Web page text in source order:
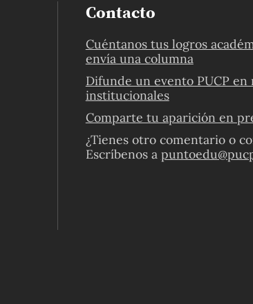
Contacto
Cuéntanos tus logros
envía una columna
Difunde un evento PUCP en
institucionales
Comparte tu aparición en
¿Tienes otro comentario o
Escríbenos a